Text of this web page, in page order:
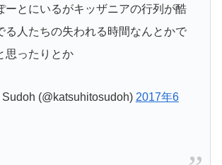
ーとにいるがキッザニアの行列が酷
る人たちの失われる時間なんとかで
思ったりとか
(@katsuhitosudoh) 2017年6